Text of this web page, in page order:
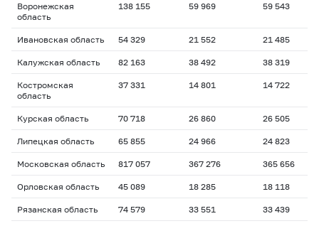
Воронежская
область
138 155 59 969 59 543
Ивановская область 54 329 21 552 21 485
Калужская область 82 163 38 492 38 319
Костромская
область
37 331 14 801 14 722
Курская область 70 718 26 860 26 505
Липецкая область 65 855 24 966 24 823
Московская область 817 057 367 276 365 656
Орловская область 45 089 18 285 18 118
Рязанская область 74 579 33 551 33 439